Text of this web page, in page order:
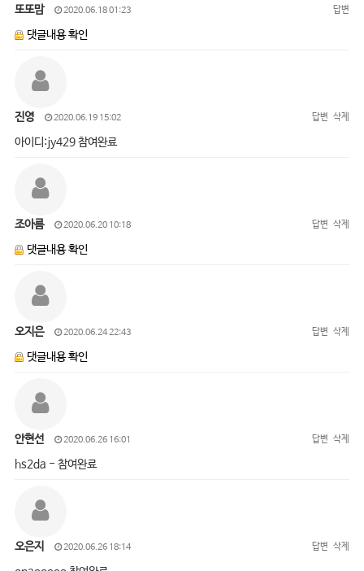
또또맘 2020.06.18 01:23 답변
댓글내용 확인
진영 2020.06.19 15:02 답변 삭제
아이디:jy429 참여완료
조아름 2020.06.20 10:18 답변 삭제
댓글내용 확인
오지은 2020.06.24 22:43 답변 삭제
댓글내용 확인
안현선 2020.06.26 16:01 답변 삭제
hs2da - 참여완료
오은지 2020.06.26 18:14 답변 삭제